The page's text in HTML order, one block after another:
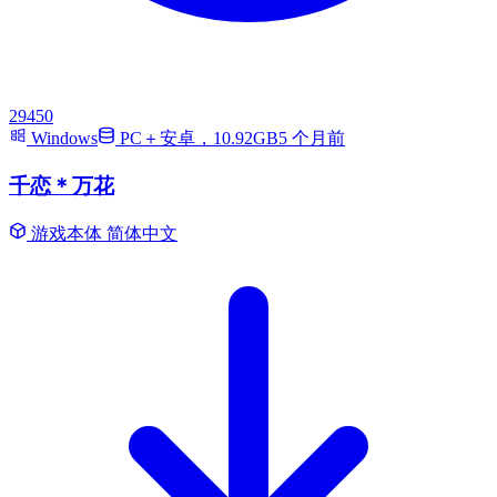
29450
Windows
PC＋安卓，10.92GB5 个月前
千恋＊万花
游戏本体 简体中文